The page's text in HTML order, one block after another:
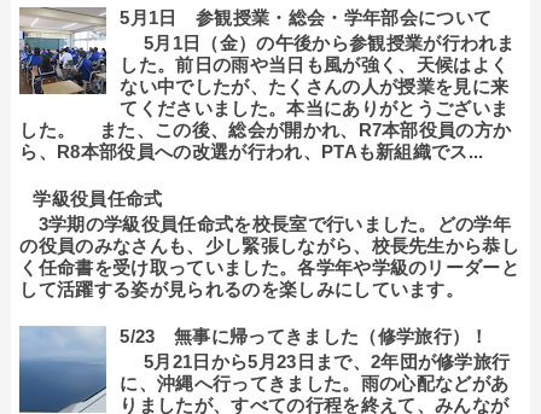
5月1日 参観授業・総会・学年部会について
5月1日（金）の午後から参観授業が行われま
した。前日の雨や当日も風が強く、天候はよく
ない中でしたが、たくさんの人が授業を見に来
てくださいました。本当にありがとうございま
した。 また、この後、総会が開かれ、R7本部役員の方か
ら、R8本部役員への改選が行われ、PTAも新組織でス...
学級役員任命式
3学期の学級役員任命式を校長室で行いました。どの学年
の役員のみなさんも、少し緊張しながら、校長先生から恭し
く任命書を受け取っていました。各学年や学級のリーダーと
して活躍する姿が見られるのを楽しみにしています。
5/23 無事に帰ってきました（修学旅行）！
5月21日から5月23日まで、2年団が修学旅行
に、沖縄へ行ってきました。雨の心配などがあ
りましたが、すべての行程を終えて、みんなが